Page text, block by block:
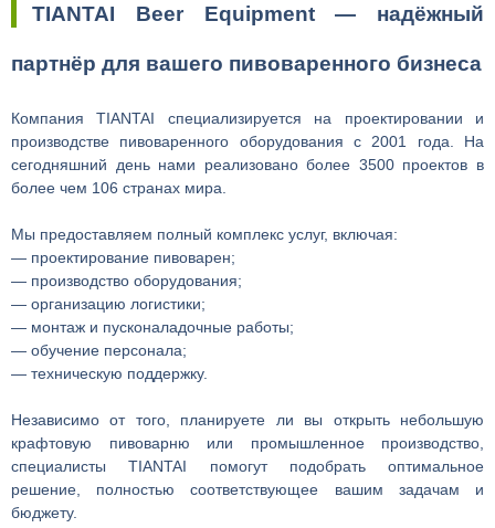
TIANTAI Beer Equipment — надёжный
партнёр для вашего пивоваренного бизнеса
Компания TIANTAI специализируется на проектировании и
производстве пивоваренного оборудования с 2001 года. На
сегодняшний день нами реализовано более 3500 проектов в
более чем 106 странах мира.
Мы предоставляем полный комплекс услуг, включая:
— проектирование пивоварен;
— производство оборудования;
— организацию логистики;
— монтаж и пусконаладочные работы;
— обучение персонала;
— техническую поддержку.
Независимо от того, планируете ли вы открыть небольшую
крафтовую пивоварню или промышленное производство,
специалисты TIANTAI помогут подобрать оптимальное
решение, полностью соответствующее вашим задачам и
бюджету.